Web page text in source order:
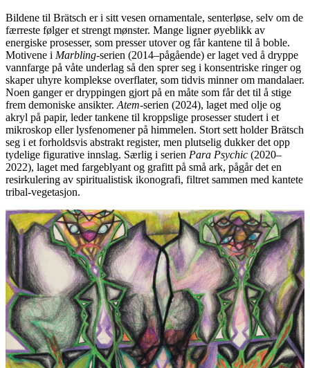
Bildene til Brätsch er i sitt vesen ornamentale, senterløse, selv om de
færreste følger et strengt mønster. Mange ligner øyeblikk av
energiske prosesser, som presser utover og får kantene til å boble.
Motivene i Marbling-serien (2014–pågående) er laget ved å dryppe
vannfarge på våte underlag så den sprer seg i konsentriske ringer og
skaper uhyre komplekse overflater, som tidvis minner om mandalaer.
Noen ganger er dryppingen gjort på en måte som får det til å stige
frem demoniske ansikter. Atem-serien (2024), laget med olje og
akryl på papir, leder tankene til kroppslige prosesser studert i et
mikroskop eller lysfenomener på himmelen. Stort sett holder Brätsch
seg i et forholdsvis abstrakt register, men plutselig dukker det opp
tydelige figurative innslag. Særlig i serien Para Psychic (2020–
2022), laget med fargeblyant og grafitt på små ark, pågår det en
resirkulering av spiritualistisk ikonografi, filtret sammen med kantete
tribal-vegetasjon.